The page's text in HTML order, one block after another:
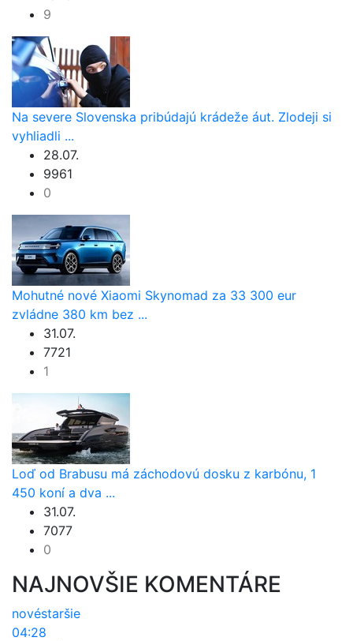
9
Na severe Slovenska pribúdajú krádeže áut. Zlodeji si
vyhliadli ...
28.07.
9961
0
Mohutné nové Xiaomi Skynomad za 33 300 eur
zvládne 380 km bez ...
31.07.
7721
1
Loď od Brabusu má záchodovú dosku z karbónu, 1
450 koní a dva ...
31.07.
7077
0
NAJNOVŠIE KOMENTÁRE
novéstaršie
04:28